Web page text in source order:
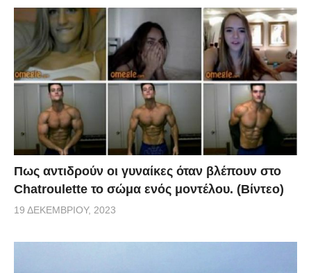
Πως αντιδρούν οι γυναίκες όταν βλέπουν στο
Chatroulette το σώμα ενός μοντέλου. (Βίντεο)
19 ΔΕΚΕΜΒΡΊΟΥ, 2023